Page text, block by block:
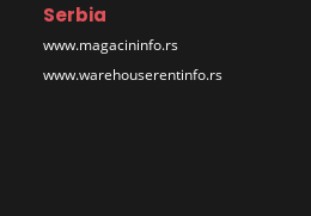
Serbia
www.magacininfo.rs
www.warehouserentinfo.rs